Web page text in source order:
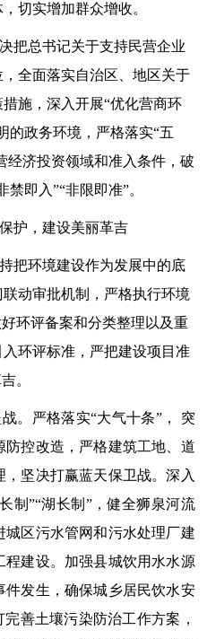
，切实增加群众增收。
把总书记关于支持民营企业
全面落实自治区、地区关于
施，深入开展“优化营商环
的政务环境，严格落实“五
经济投资领域和准入条件，破
即入”“非限即准”。
护，建设美丽革吉
把环境建设作为发展中的底
动审批机制，严格执行环境
环评备案和分类整理以及重
环评标准，严把建设项目准
。
。 严格落实“大气十条”，
突
防控改造 ，严格建筑工地、道
坚决打赢蓝天保卫战。深入
制”“湖长制”，健全狮泉河流
城区污水管网和污水处理厂建
建设。 加强县城饮用水水源
发生，确保城乡居民饮水安
完善土壤污染防治工作方案，